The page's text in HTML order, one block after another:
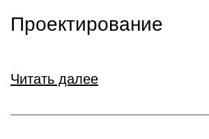
Проектирование
Читать далее